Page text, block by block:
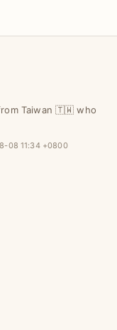
Taiwan 🇹🇼 who
08 11:34 +0800